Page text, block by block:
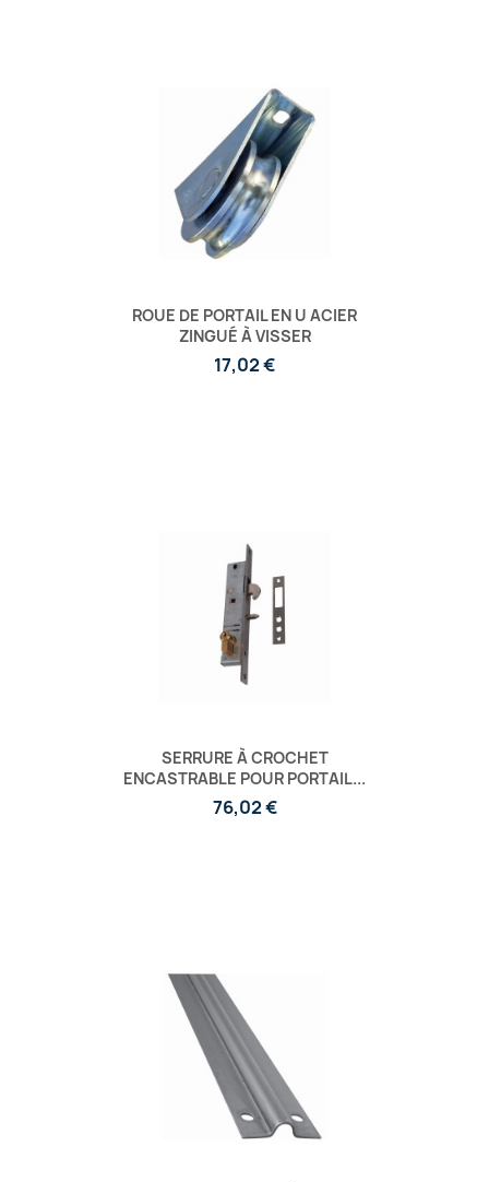
ROUE DE PORTAIL EN U ACIER
ZINGUÉ À VISSER
17,02 €
SERRURE À CROCHET
ENCASTRABLE POUR PORTAIL...
76,02 €